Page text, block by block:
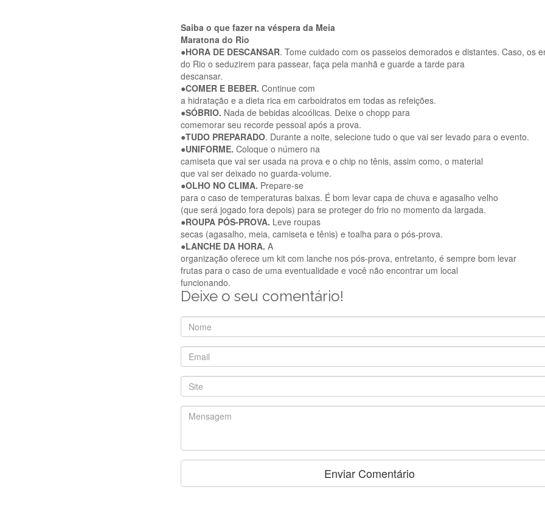
Saiba o que fazer na véspera da Meia
Maratona do Rio
●HORA DE DESCANSAR. Tome cuidado com os passeios demorados e distantes. Caso, os
do Rio o seduzirem para passear, faça pela manhã e guarde a tarde para
descansar.
●COMER E BEBER. Continue com
a hidratação e a dieta rica em carboidratos em todas as refeições.
●SÓBRIO. Nada de bebidas alcoólicas. Deixe o chopp para
comemorar seu recorde pessoal após a prova.
●TUDO PREPARADO. Durante a noite, selecione tudo o que vai ser levado para o evento.
●UNIFORME. Coloque o número na
camiseta que vai ser usada na prova e o chip no tênis, assim como, o material
que vai ser deixado no guarda-volume.
●OLHO NO CLIMA. Prepare-se
para o caso de temperaturas baixas. É bom levar capa de chuva e agasalho velho
(que será jogado fora depois) para se proteger do frio no momento da largada.
●ROUPA PÓS-PROVA. Leve roupas
secas (agasalho, meia, camiseta e tênis) e toalha para o pós-prova.
●LANCHE DA HORA. A
organização oferece um kit com lanche nos pós-prova, entretanto, é sempre bom levar
frutas para o caso de uma eventualidade e você não encontrar um local
funcionando.
Deixe o seu comentário!